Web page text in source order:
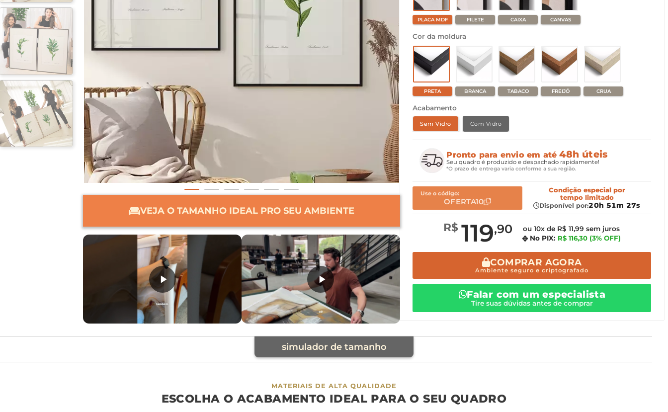
VEJA O TAMANHO IDEAL PRO SEU AMBIENTE
PLACA MDF FILETE CAIXA CANVAS
Cor da moldura
PRETA BRANCA TABACO FREIJÓ CRUA
Acabamento
Sem Vidro Com Vidro
Pronto para envio em até48h úteis
Seu quadro é produzido e despachado rapidamente!
*O prazo de entrega varia conforme a sua região.
Use o código:
OFERTA10
Condição especialpor
tempo limitado
Disponível por:20h 51m 26s
R$ 119,90
ou 10x de R$ 11,99 sem juros
No PIX: R$ 116,30 (3% OFF)
COMPRAR AGORA
Ambiente seguro e criptografado
Falar com um especialista
Tire suas dúvidas antes de comprar
simulador de tamanho
o tamanho ideal para o seu ambiente é
MATERIAIS DE ALTA QUALIDADE
ESCOLHA O ACABAMENTO IDEAL PARA O SEU QUADRO